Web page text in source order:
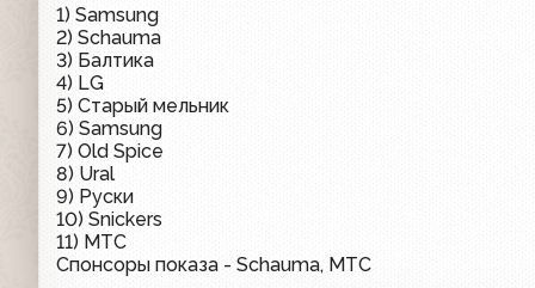
1) Samsung
2) Schauma
3) Балтика
4) LG
5) Старый мельник
6) Samsung
7) Old Spice
8) Ural
9) Руски
10) Snickers
11) МТС
Спонсоры показа - Schauma, МТС